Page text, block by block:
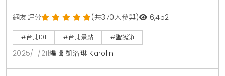
網友評分 (共370人參與) 6,452
#台北101 #台北景點 #聖誕節
2025/11/21 編輯 凱洛琳 Karolin